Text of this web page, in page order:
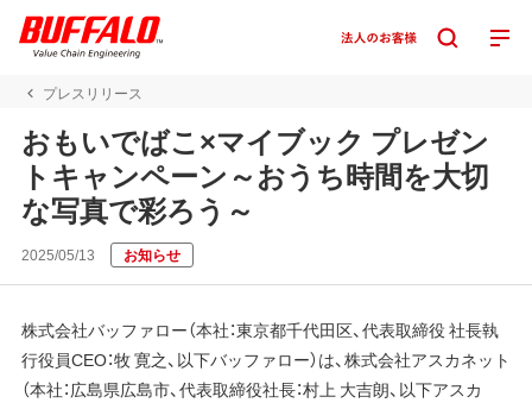
プレスリリース
おもいでばこ×マイブック プレゼン
トキャンペーン～おうち時間を大切
な写真で彩ろう～
2025/05/13 お知らせ
株式会社バッファロー（本社：東京都千代田区、代表取締役 社長執
行役員CEO：牧 寛之、以下バッファロー）は、株式会社アスカネット
（本社：広島県広島市、代表取締役社長：村上 大吉朗、以下アスカ